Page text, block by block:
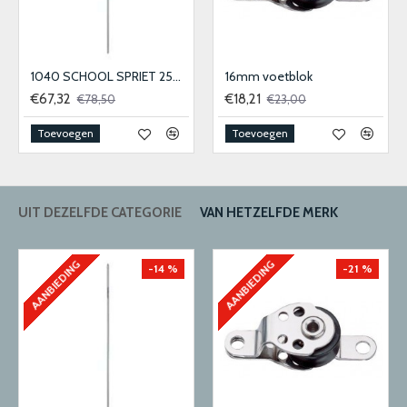
1040 SCHOOL SPRIET 25MM
€67,32 €78,50
Toevoegen
16mm voetblok
€18,21 €23,00
Toevoegen
UIT DEZELFDE CATEGORIE VAN HETZELFDE MERK
AANBIEDING -14 % AANBIEDING -21 %